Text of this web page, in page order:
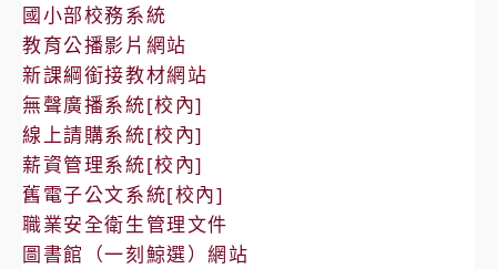
國小部校務系統
教育公播影片網站
新課綱銜接教材網站
無聲廣播系統[校內]
線上請購系統[校內]
薪資管理系統[校內]
舊電子公文系統[校內]
職業安全衛生管理文件
圖書館（一刻鯨選）網站